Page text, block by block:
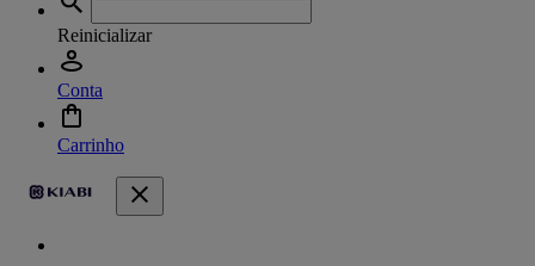
Reinicializar
Conta
Carrinho